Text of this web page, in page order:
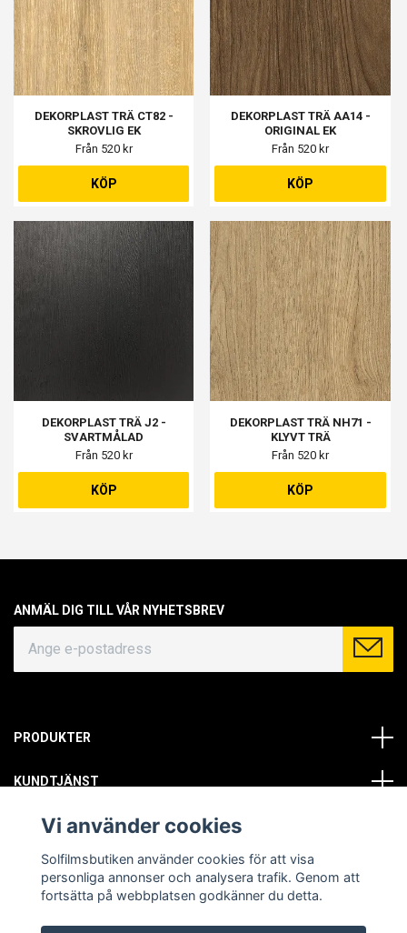
DEKORPLAST TRÄ CT82 -
SKROVLIG EK
Från 520 kr
KÖP
DEKORPLAST TRÄ AA14 -
ORIGINAL EK
Från 520 kr
KÖP
DEKORPLAST TRÄ J2 -
SVARTMÅLAD
Från 520 kr
KÖP
DEKORPLAST TRÄ NH71 -
KLYVT TRÄ
Från 520 kr
KÖP
ANMÄL DIG TILL VÅR NYHETSBREV
PRODUKTER
KUNDTJÄNST
OM OSS
SOCIALA MEDIER
Vi använder cookies
Solfilmsbutiken använder cookies för att visa
personliga annonser och analysera trafik. Genom att
fortsätta på webbplatsen godkänner du detta.